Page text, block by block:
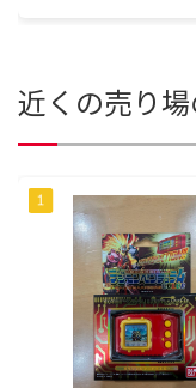
近くの売り